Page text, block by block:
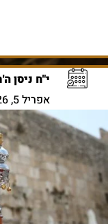
י"ח ניסן
אפריל 5, 2026